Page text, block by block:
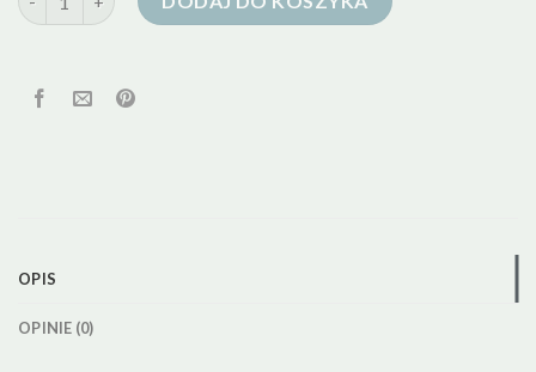
OPIS
OPINIE (0)